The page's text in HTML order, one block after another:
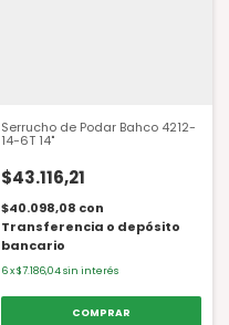
Serrucho de Podar Bahco 4212-
14-6T 14"
$43.116,21
$40.098,08 con
Transferencia o depósito
bancario
6 x$7.186,04 sin interés